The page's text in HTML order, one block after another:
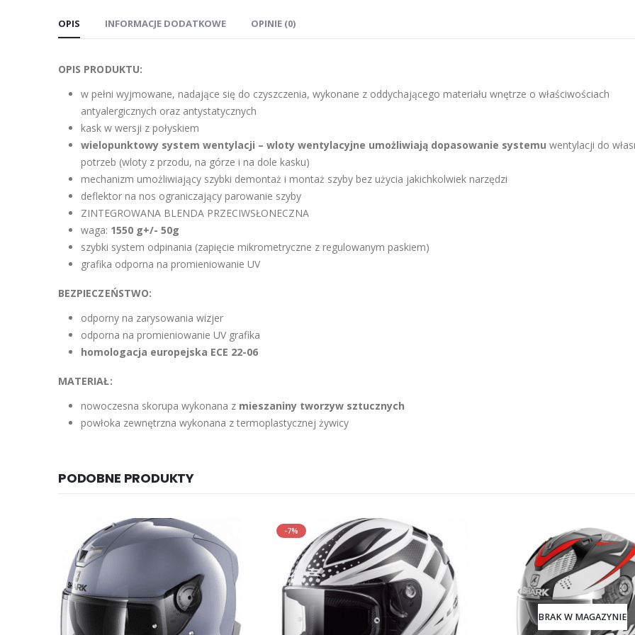
OPIS INFORMACJE DODATKOWE OPINIE (0)
OPIS PRODUKTU:
w pełni wyjmowane, nadające się do czyszczenia, wykonane z oddychającego materiału wnętrze o właściwościach
antyalergicznych oraz antystatycznych
kask w wersji z połyskiem
wielopunktowy system wentylacji – wloty wentylacyjne umożliwiają dopasowanie systemu wentylacji do
potrzeb (wloty z przodu, na górze i na dole kasku)
mechanizm umożliwiający szybki demontaż i montaż szyby bez użycia jakichkolwiek narzędzi
deflektor na nos ograniczający parowanie szyby
ZINTEGROWANA BLENDA PRZECIWSŁONECZNA
waga: 1550 g+/- 50g
szybki system odpinania (zapięcie mikrometryczne z regulowanym paskiem)
grafika odporna na promieniowanie UV
BEZPIECZEŃSTWO:
odporny na zarysowania wizjer
odporna na promieniowanie UV grafika
homologacja europejska ECE 22-06
MATERIAŁ:
nowoczesna skorupa wykonana z mieszaniny tworzyw sztucznych
powłoka zewnętrzna wykonana z termoplastycznej żywicy
PODOBNE PRODUKTY
BRAK W MAGAZYNIE